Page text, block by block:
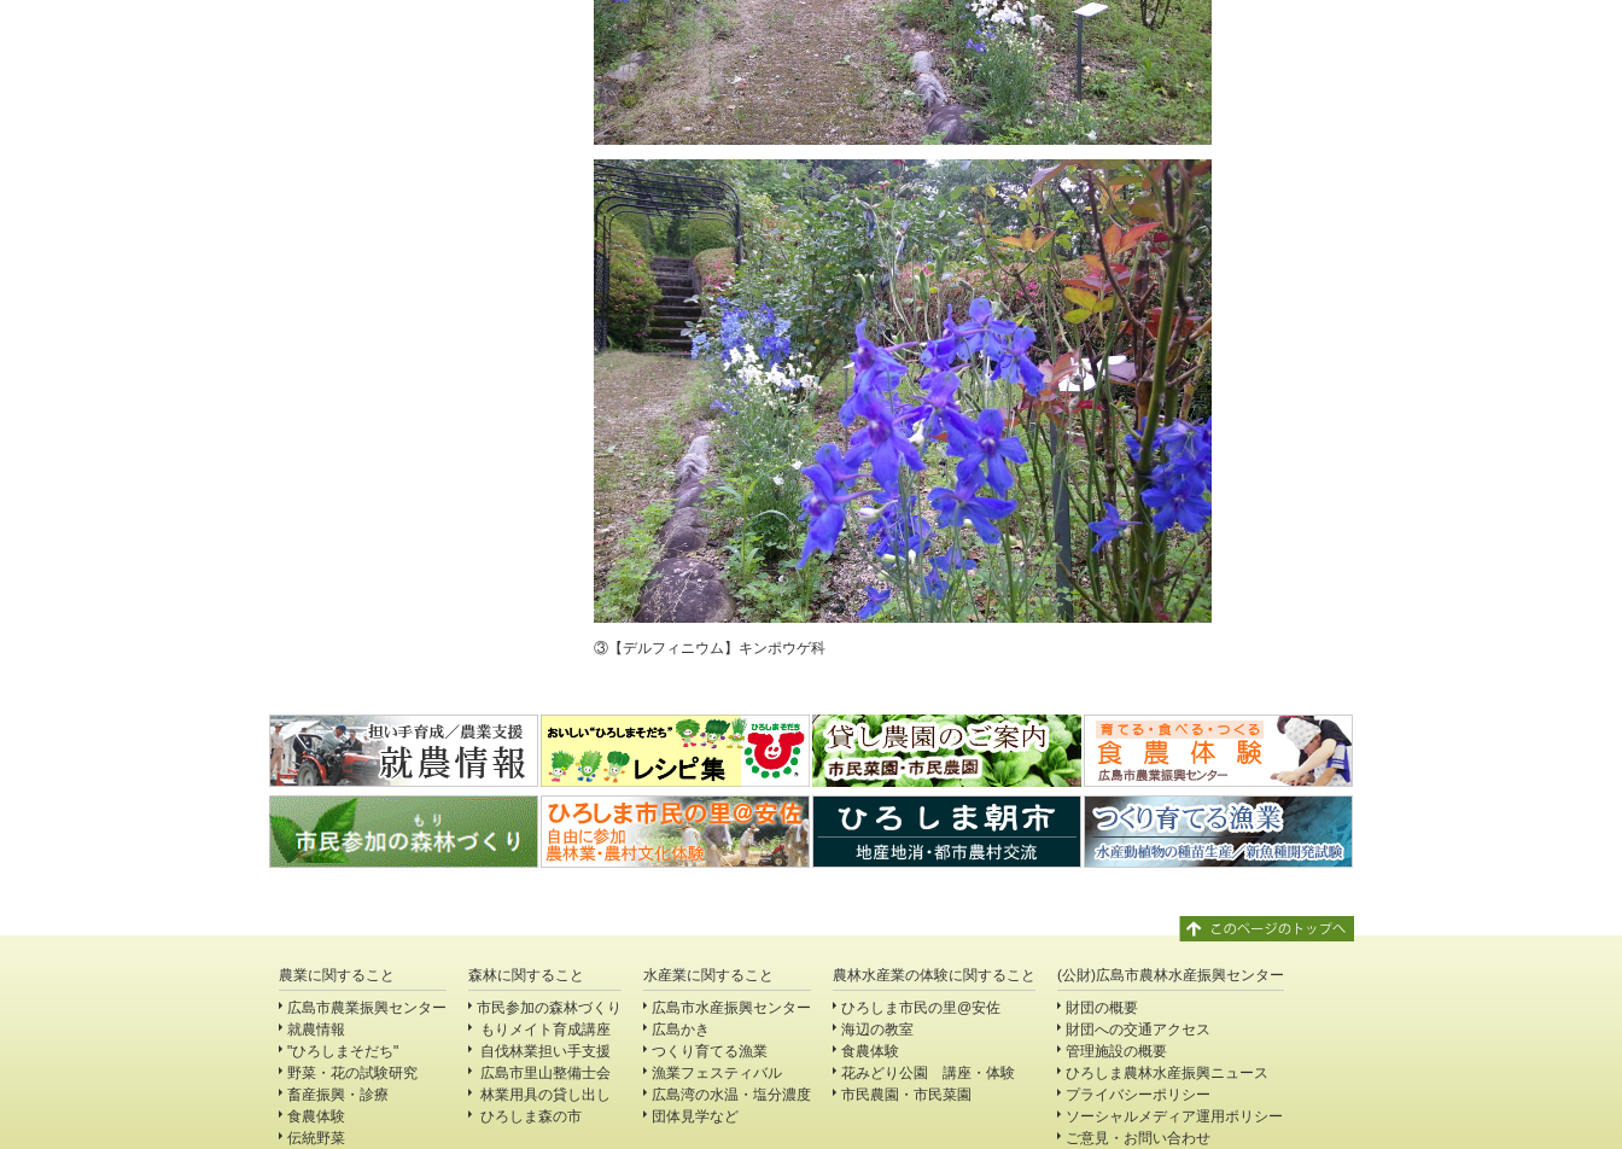
③【デルフィニウム】キンポウゲ科
農業に関すること
広島市農業振興センター
就農情報
"ひろしまそだち"
野菜・花の試験研究
畜産振興・診療
食農体験
伝統野菜
森林に関すること
市民参加の森林づくり
もりメイト育成講座
自伐林業担い手支援
広島市里山整備士会
林業用具の貸し出し
ひろしま森の市
水産業に関すること
広島市水産振興センター
広島かき
つくり育てる漁業
漁業フェスティバル
広島湾の水温・塩分濃度
団体見学など
農林水産業の体験に関すること
ひろしま市民の里@安佐
海辺の教室
食農体験
花みどり公園 講座・体験
市民農園・市民菜園
(公財)広島市農林水産振興センター
財団の概要
財団への交通アクセス
管理施設の概要
ひろしま農林水産振興ニュース
プライバシーポリシー
ソーシャルメディア運用ポリシー
ご意見・お問い合わせ